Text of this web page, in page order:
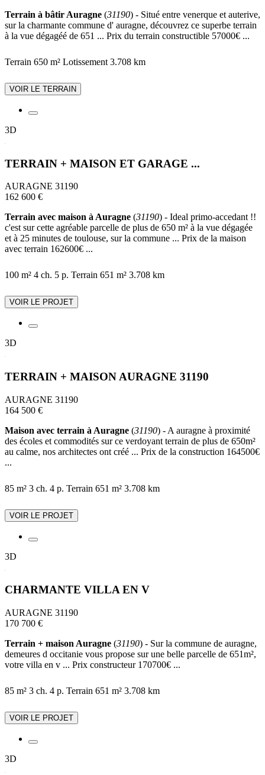
Terrain à bâtir Auragne (31190) - Situé entre venerque et auterive,
sur la charmante commune d' auragne, découvrez ce superbe terrain
à la vue dégagéé de 651 ... Prix du terrain constructible 57000€ ...
Terrain 650 m² Lotissement 3.708 km
VOIR LE TERRAIN
3D
TERRAIN + MAISON ET GARAGE ...
AURAGNE 31190
162 600 €
Terrain avec maison à Auragne (31190) - Ideal primo-accedant !!
c'est sur cette agréable parcelle de plus de 650 m² à la vue dégagée
et à 25 minutes de toulouse, sur la commune ... Prix de la maison
avec terrain 162600€ ...
100 m² 4 ch. 5 p. Terrain 651 m² 3.708 km
VOIR LE PROJET
3D
TERRAIN + MAISON AURAGNE 31190
AURAGNE 31190
164 500 €
Maison avec terrain à Auragne (31190) - A auragne à proximité
des écoles et commodités sur ce verdoyant terrain de plus de 650m²
au calme, nos architectes ont créé ... Prix de la construction 164500€
...
85 m² 3 ch. 4 p. Terrain 651 m² 3.708 km
VOIR LE PROJET
3D
CHARMANTE VILLA EN V
AURAGNE 31190
170 700 €
Terrain + maison Auragne (31190) - Sur la commune de auragne,
demeures d occitanie vous propose sur une belle parcelle de 651m²,
votre villa en v ... Prix constructeur 170700€ ...
85 m² 3 ch. 4 p. Terrain 651 m² 3.708 km
VOIR LE PROJET
3D